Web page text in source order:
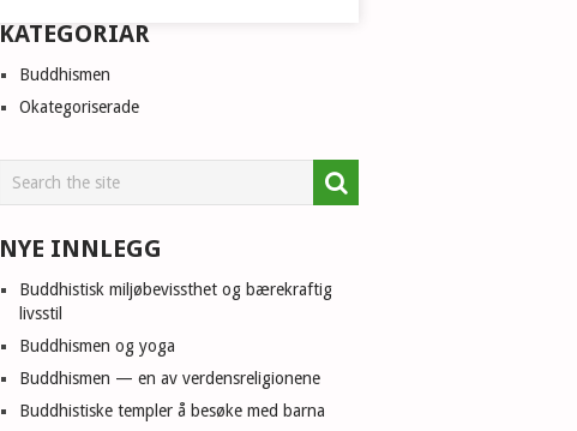
KATEGORIAR
Buddhismen
Okategoriserade
NYE INNLEGG
Buddhistisk miljøbevissthet og bærekraftig
livsstil
Buddhismen og yoga
Buddhismen — en av verdensreligionene
Buddhistiske templer å besøke med barna